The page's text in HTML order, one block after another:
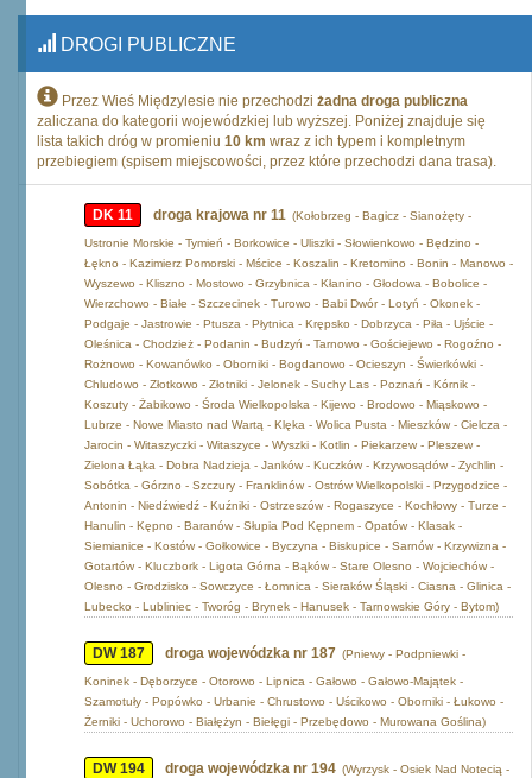
DROGI PUBLICZNE
Przez Wieś Międzylesie nie przechodzi żadna droga publiczna
zaliczana do kategorii wojewódzkiej lub wyższej. Poniżej znajduje się
lista takich dróg w promieniu 10 km wraz z ich typem i kompletnym
przebiegiem (spisem miejscowości, przez które przechodzi dana trasa).
DK 11 droga krajowa nr 11 (Kołobrzeg - Bagicz - Sianożęty -
Ustronie Morskie - Tymień - Borkowice - Uliszki - Słowienkowo - Będzino -
Łękno - Kazimierz Pomorski - Mścice - Koszalin - Kretomino - Bonin - Manowo -
Wyszewo - Kliszno - Mostowo - Grzybnica - Kłanino - Głodowa - Bobolice -
Wierzchowo - Białe - Szczecinek - Turowo - Babi Dwór - Lotyń - Okonek -
Podgaje - Jastrowie - Ptusza - Płytnica - Krępsko - Dobrzyca - Piła - Ujście -
Oleśnica - Chodzież - Podanin - Budzyń - Tarnowo - Gościejewo - Rogoźno -
Rożnowo - Kowanówko - Oborniki - Bogdanowo - Ocieszyn - Świerkówki -
Chludowo - Złotkowo - Złotniki - Jelonek - Suchy Las - Poznań - Kórnik -
Koszuty - Żabikowo - Środa Wielkopolska - Kijewo - Brodowo - Miąskowo -
Lubrze - Nowe Miasto nad Wartą - Klęka - Wolica Pusta - Mieszków - Cielcza -
Jarocin - Witaszyczki - Witaszyce - Wyszki - Kotlin - Piekarzew - Pleszew -
Zielona Łąka - Dobra Nadzieja - Janków - Kuczków - Krzywosądów - Zychlin -
Sobótka - Górzno - Szczury - Franklinów - Ostrów Wielkopolski - Przygodzice -
Antonin - Niedźwiedź - Kuźniki - Ostrzeszów - Rogaszyce - Kochłowy - Turze -
Hanulin - Kępno - Baranów - Słupia Pod Kępnem - Opatów - Klasak -
Siemianice - Kostów - Gołkowice - Byczyna - Biskupice - Sarnów - Krzywizna -
Gotartów - Kluczbork - Ligota Górna - Bąków - Stare Olesno - Wojciechów -
Olesno - Grodzisko - Sowczyce - Łomnica - Sieraków Śląski - Ciasna - Glinica -
Lubecko - Lubliniec - Tworóg - Brynek - Hanusek - Tarnowskie Góry - Bytom)
DW 187 droga wojewódzka nr 187 (Pniewy - Podpniewki -
Koninek - Dęborzyce - Otorowo - Lipnica - Gałowo - Gałowo-Majątek -
Szamotuły - Popówko - Urbanie - Chrustowo - Uścikowo - Oborniki - Łukowo -
Żerniki - Uchorowo - Białężyn - Biełęgi - Przebędowo - Murowana Goślina)
DW 194 droga wojewódzka nr 194 (Wyrzysk - Osiek Nad Notecią -